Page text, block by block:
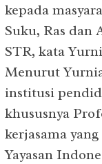
kepada
Suku, Ras dan
STR, kata
Menurut
institusi
khususnya
kerjasama
Yayasan